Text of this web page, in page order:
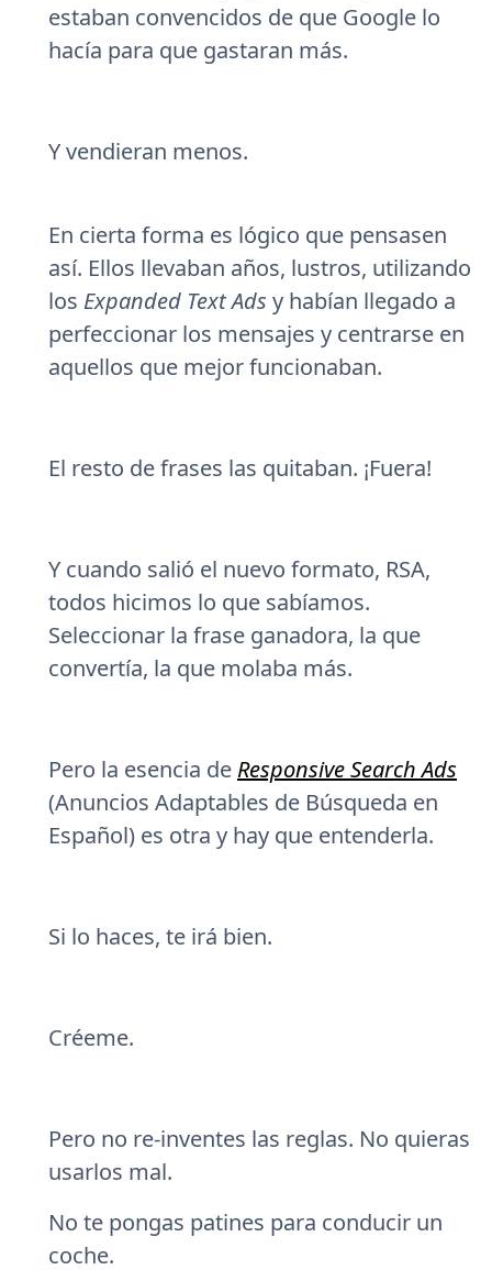
estaban convencidos de que Google lo
hacía para que gastaran más.
Y vendieran menos.
En cierta forma es lógico que pensasen
así. Ellos llevaban años, lustros, utilizando
los Expanded Text Ads y habían llegado a
perfeccionar los mensajes y centrarse en
aquellos que mejor funcionaban.
El resto de frases las quitaban. ¡Fuera!
Y cuando salió el nuevo formato, RSA,
todos hicimos lo que sabíamos.
Seleccionar la frase ganadora, la que
convertía, la que molaba más.
Pero la esencia de Responsive Search Ads
(Anuncios Adaptables de Búsqueda en
Español) es otra y hay que entenderla.
Si lo haces, te irá bien.
Créeme.
Pero no re-inventes las reglas. No quieras
usarlos mal.
No te pongas patines para conducir un
coche.